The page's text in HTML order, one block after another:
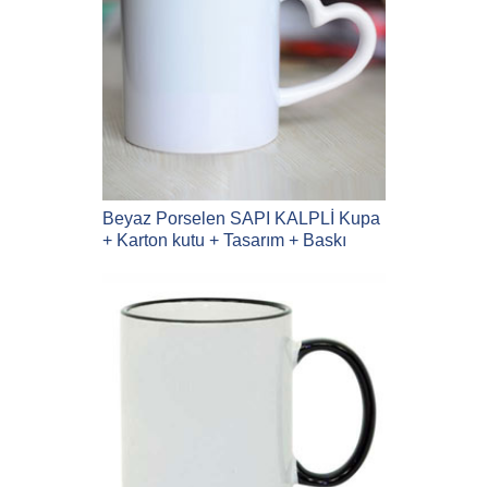
Beyaz Porselen SAPI KALPLİ Kupa
+ Karton kutu + Tasarım + Baskı